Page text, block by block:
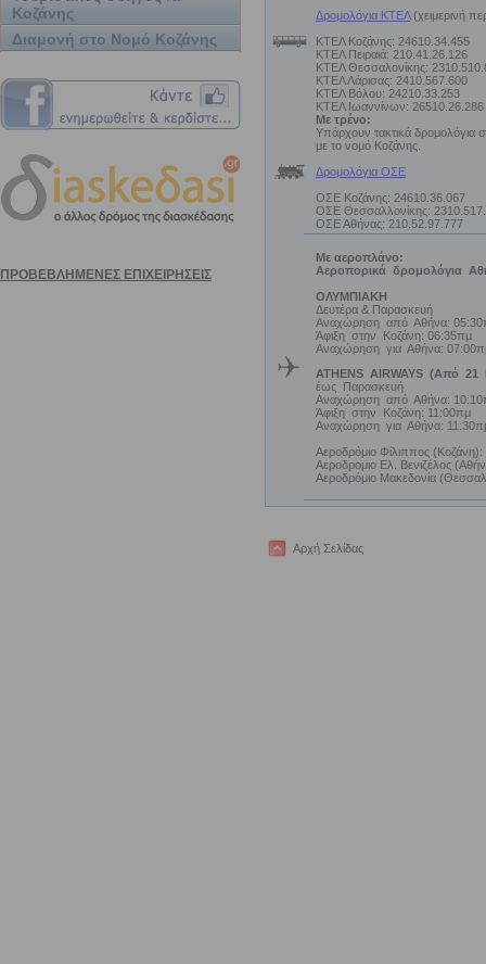
Κοζάνης
Διαμονή στο Νομό Κοζάνης
Δρομολόγια ΚΤΕΛ(χειμερινή
ΚΤΕΛ Κοζάνης: 24610.34.455
ΚΤΕΛ Πειραιά: 210.41.26.126
ΚΤΕΛ Θεσσαλονίκης:
ΚΤΕΛ Λάρισας: 2410.567.600
ΚΤΕΛ Βόλου: 24210.33.253
ΚΤΕΛ Ιωαννίνων: 26510.26.286
Με τρένο:
Υπάρχουν τακτικά δρομολόγια
με το νομό Κοζάνης.
Δρομολόγια ΟΣΕ
ΟΣΕ Κοζάνης: 24610.36.067
ΟΣΕ Θεσσαλλονίκης:
ΟΣΕ Αθήνας: 210.52.97.777
Με αεροπλάνο:
Αεροπορικά δρομολόγια
ΟΛΥΜΠΙΑΚΗ
Δευτέρα & Παρασκευή
Αναχώρηση από Αθήνα:
Άφιξη στην Κοζάνη: 06:35πμ
Αναχώρηση για Αθήνα:
ATHENS AIRWAYS (Από 21
έως Παρασκευή
Αναχώρηση από Αθήνα:
Άφιξη στην Κοζάνη: 11:00πμ
Αναχώρηση για Αθήνα:
Αεροδρόμιο Φίλιππος
Αεροδρομιο Ελ. Βενιζέλος
Αεροδρόμιο Μακεδονία
Αρχή Σελίδας